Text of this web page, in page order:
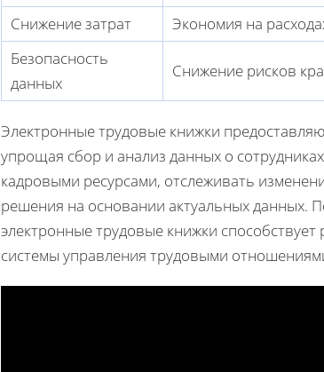
Снижение затрат
Экономия на
Безопасность
данных
Снижение рисков
Электронные трудовые книжки
упрощая сбор и анализ данных о
кадровыми ресурсами, отслеживать
решения на основании актуальных данных.
электронные трудовые книжки
системы управления трудовыми